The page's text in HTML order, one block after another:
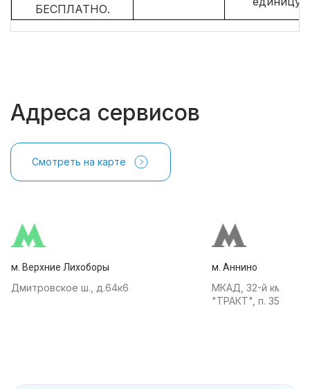
БЕСПЛАТНО.
Адреса сервисов
Смотреть на карте
м. Верхние Лихоборы
Дмитровское ш., д.64к6
м. Аннино
МКАД, 32-й км, АТК
"ТРАКТ", п. 35